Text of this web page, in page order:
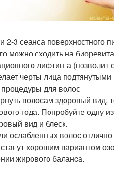
3 сеанса поверхностного
можно сходить на
лифтинга (позволит
черты лица
для волос.
волосам здоровый
года. Попробуйте одну
вид и блеск.
ослабленных волос
хорошим вариантом
жирового баланcа.